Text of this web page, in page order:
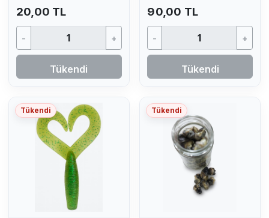
20,00 TL
- +
Tükendi
90,00 TL
- +
Tükendi
Tükendi Tükendi